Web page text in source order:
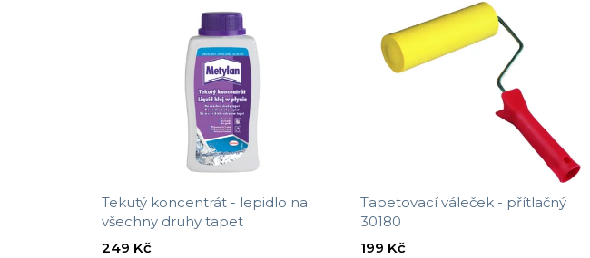
Tekutý koncentrát - lepidlo na
všechny druhy tapet
249 Kč
Tapetovací váleček - přítlačný
30180
199 Kč